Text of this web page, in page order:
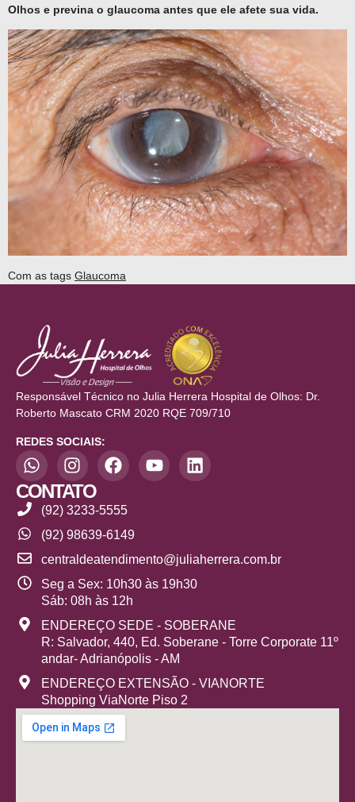
Olhos e previna o glaucoma antes que ele afete sua vida.
Com as tags Glaucoma
Responsável Técnico no Julia Herrera Hospital de Olhos: Dr.
Roberto Mascato CRM 2020 RQE 709/710
REDES SOCIAIS:
CONTATO
(92) 3233-5555
(92) 98639-6149
centraldeatendimento@juliaherrera.com.br
Seg a Sex: 10h30 às 19h30
Sáb: 08h às 12h
ENDEREÇO SEDE - SOBERANE
R: Salvador, 440, Ed. Soberane - Torre Corporate 11º
andar- Adrianópolis - AM
ENDEREÇO EXTENSÃO - VIANORTE
Shopping ViaNorte Piso 2